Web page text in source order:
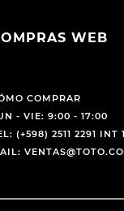
WEB
COMPRAR
- VIE: 9:00 - 17:00
(+598) 2511 2291 INT 1